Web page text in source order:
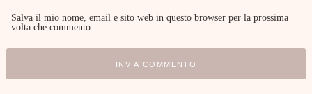
Salva il mio nome, email e sito web in questo browser per la prossima
volta che commento.